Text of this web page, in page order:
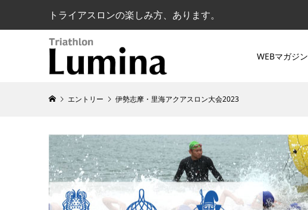
トライアスロンの楽しみ方、あります。
WEBマガジン
エントリー 伊勢志摩・里海アクアスロン大会2023